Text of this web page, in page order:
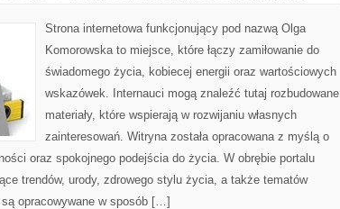
Strona internetowa funkcjonujący pod nazwą Olga
Komorowska to miejsce, które łączy zamiłowanie do
świadomego życia, kobiecej energii oraz wartościowych
wskazówek. Internauci mogą znaleźć tutaj rozbudowane
materiały, które wspierają w rozwijaniu własnych
zainteresowań. Witryna została opracowana z myślą o
oraz spokojnego podejścia do życia. W obrębie portalu
trendów, urody, zdrowego stylu życia, a także tematów
opracowywane w sposób […]